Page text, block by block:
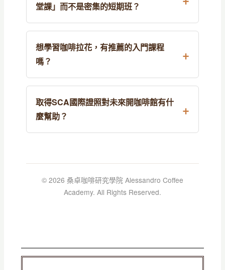
堂課」而不是密集的短期班？
想學習咖啡拉花，有推薦的入門課程
嗎？
取得SCA國際證照對未來開咖啡館有什
麼幫助？
© 2026 桑卓咖啡研究學院 Alessandro Coffee
Academy. All Rights Reserved.